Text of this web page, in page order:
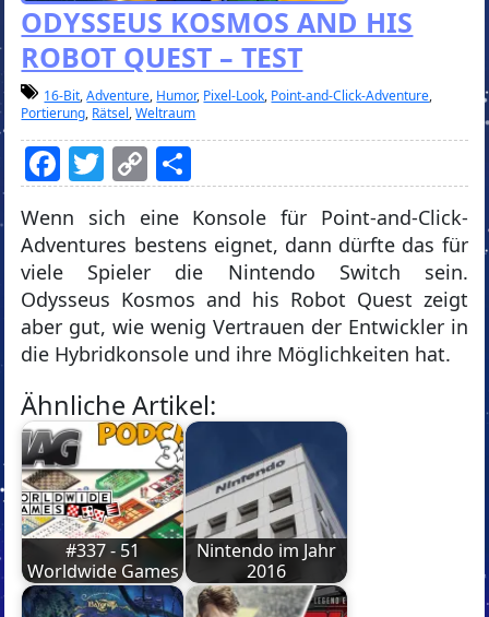
ODYSSEUS KOSMOS AND HIS
ROBOT QUEST – TEST
16-Bit,Adventure, Humor, Pixel-Look, Point-and-Click-Adventure,
Portierung, Rätsel,Weltraum
Facebook
Twitter
Copy
Link
Wenn sich eine Konsole für Point-and-Click-
Adventures bestens eignet, dann dürfte das für
viele Spieler die Nintendo Switch sein.
Odysseus Kosmos and his Robot Quest zeigt
aber gut, wie wenig Vertrauen der Entwickler in
die Hybridkonsole und ihre Möglichkeiten hat.
Ähnliche Artikel:
#337 - 51
Worldwide Games
Nintendo im Jahr
2016